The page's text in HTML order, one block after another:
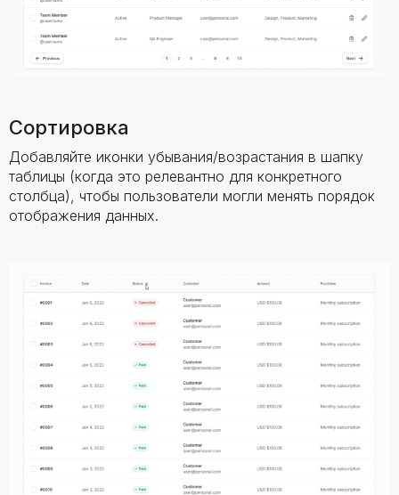
Сортировка
Добавляйте иконки убывания/возрастания в шапку
таблицы (когда это релевантно для конкретного
столбца), чтобы пользователи могли менять порядок
отображения данных.